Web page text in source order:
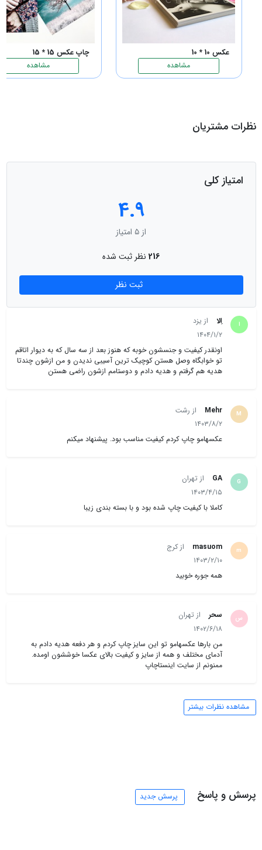
تصویر ارسالی مشتری عزیزمون آیسل از سفارش عکسهای مینی چارگوش اش-
هزینه چاپ عکس مینی چارگوش 6x6
قیمت چاپ عکس 6*6 (مینی چارگوش) ،13،000 تومان
است – ارزون‌ترین گزینه
برای چاپ‌های مربع کوچک! در مورد کیفیت چاپ ULTRA HD و دوام بالا و
ماندگاری رنگ هم که دیگه نگیم
ایده‌های جذاب برای استفاده از عکس 6 در 6 (مینی
چارگوش):
هدیه‌های کوچک: عکس‌های خاص رو چاپ کن و توی جعبه هدیه بذار.
دکوری جیب‌پسند: به عنوان تزئین کیف یا دفترچه استفاده کن یا اصلا بزار
توی کیف پولت.
قاب موبایل : یه قاب موبایل شفاف بگیر و عکسهای خوشگلیکه دوست داری
عکس 10 * 10
مشاهده
چاپ عکس 15 * 15
مشاهده
نظرات مشتریان
امتیاز کلی
4.9
از ۵ امتیاز
216نظر ثبت شده
ثبت نظر
ا اِلا
از یزد
۱۴۰۴/۱/۲
اونقدر کیفیت و جنسشون خوبه که هنوز بعد از سه سال که به دیوار اتاقم
تو خوابگاه وصل هستن کوچیک ترین آسیبی ندیدن و من ازشون چندتا
هدیه هم گرفتم و هدیه دادم و دوستامم ازشون راضی هستن
M
Mehr
از رشت
۱۴۰۳/۸/۲
عکسهامو چاپ کردم کیفیت مناسب بود. پیشنهاد میکنم
G
GA
از تهران
۱۴۰۳/۴/۱۵
کاملا با کیفیت چاپ شده بود و با بسته بندی زیبا
m
masuom
از کرج
۱۴۰۳/۲/۱۰
همه جوره خوبید
س سحر
از تهران
۱۴۰۲/۶/۱۸
من بارها عکسهامو تو این سایز چاپ کردم و هر دفعه هدیه دادم به
آدمای مختلف و همه از سایز و کیفیت بالای عکسا خوششون اومده.
ممنونم از سایت اینستاچاپ
مشاهده نظرات بیشتر
پرسش و پاسخ پرسش جدید